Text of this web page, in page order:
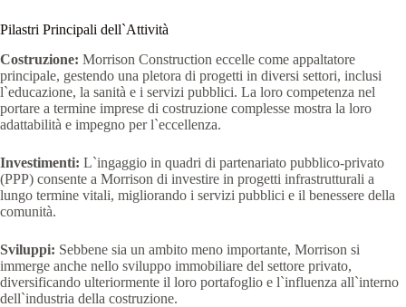
Pilastri Principali dell`Attività
Costruzione: Morrison Construction eccelle come appaltatore
principale, gestendo una pletora di progetti in diversi settori, inclusi
l`educazione, la sanità e i servizi pubblici. La loro competenza nel
portare a termine imprese di costruzione complesse mostra la loro
adattabilità e impegno per l`eccellenza.
Investimenti: L`ingaggio in quadri di partenariato pubblico-privato
(PPP) consente a Morrison di investire in progetti infrastrutturali a
lungo termine vitali, migliorando i servizi pubblici e il benessere della
comunità.
Sviluppi: Sebbene sia un ambito meno importante, Morrison si
immerge anche nello sviluppo immobiliare del settore privato,
diversificando ulteriormente il loro portafoglio e l`influenza all`interno
dell`industria della costruzione.